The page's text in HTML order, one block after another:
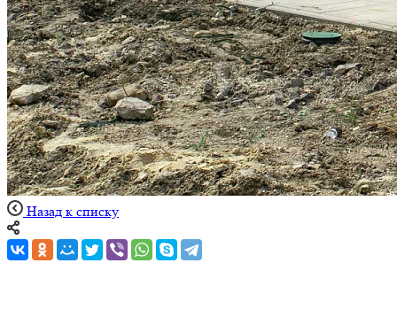
Назад к списку